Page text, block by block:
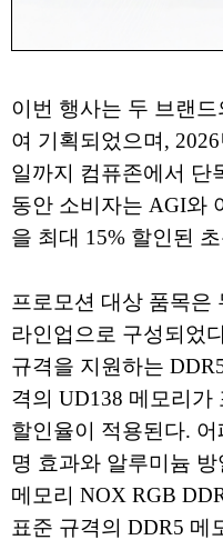
이번 행사는 두 브랜
여 기획되었으며,
일까지 컴퓨존에서 단
동안 소비자는 AGI와
을 최대 15% 할인된
프로모션 대상 품목은
라인업으로 구성되었
규격을 지원하는
격의 UD138 메모리가
할인율이 적용된다.
명 효과와 알루미늄
메모리 NOX RGB
표준 규격의 DDR5 메